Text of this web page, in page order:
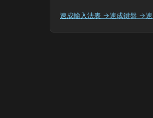
速成輸入法表 →速成鍵盤 →